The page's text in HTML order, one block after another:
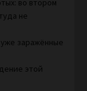
во втором
не
заражённые
этой